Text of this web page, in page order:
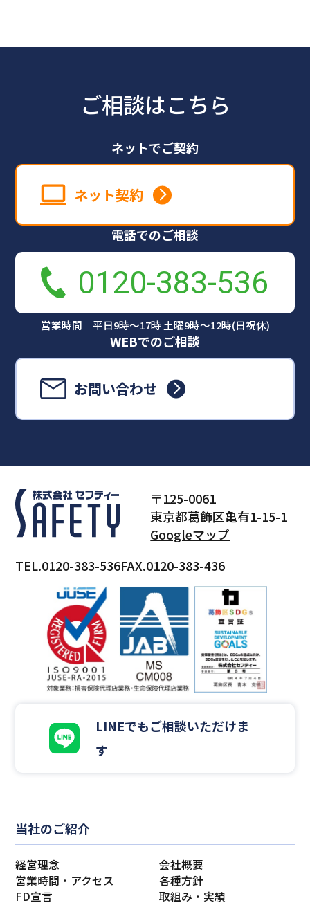
ご相談はこちら
ネットでご契約
ネット契約
電話でのご相談
0120-383-536
営業時間 平日9時～17時 土曜9時～12時(日祝休)
WEBでのご相談
お問い合わせ
〒125-0061
東京都葛飾区亀有1-15-1
Googleマップ
TEL.0120-383-536FAX.0120-383-436
LINEでもご相談いただけま
す
当社のご紹介
経営理念
会社概要
営業時間・アクセス
各種方針
FD宣言
取組み・実績